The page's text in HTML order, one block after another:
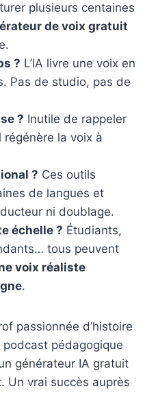
plusieurs centaines
de voix gratuit
? L’IA livre une voix en
Pas de studio, pas de
? Inutile de rappeler
régénère la voix à
? Ces outils
de langues et
ni doublage.
échelle ? Étudiants,
tous peuvent
voix réaliste
.
passionnée d’histoire
pédagogique
générateur IA gratuit
Un vrai succès auprès